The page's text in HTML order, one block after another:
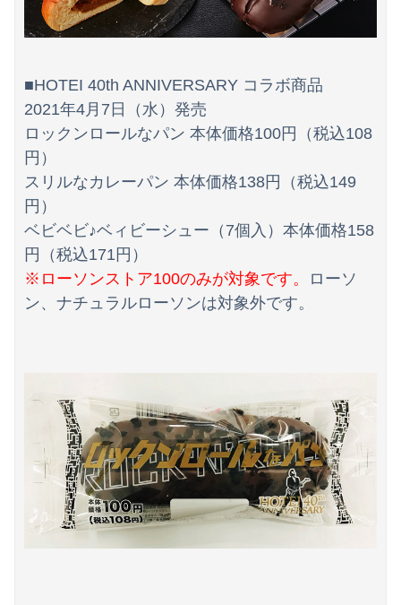
■HOTEI 40th ANNIVERSARY コラボ商品
2021年4月7日（水）発売
ロックンロールなパン 本体価格100円（税込108
円）
スリルなカレーパン 本体価格138円（税込149
円）
ベビベビ♪ベィビーシュー（7個入）本体価格158
円（税込171円）
※ローソンストア100のみが対象です。
ローソ
ン、ナチュラルローソンは対象外です。